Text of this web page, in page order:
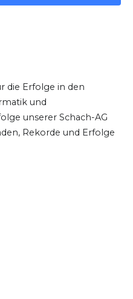
die Erfolge in den
und
unserer Schach-AG
Rekorde und Erfolge